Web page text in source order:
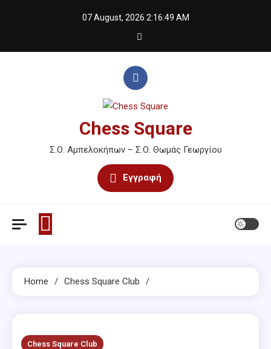
07 August, 2026 2:16:49 AM
Chess Square
Σ.Ο. Αμπελοκήπων – Σ.Ο. Θωμάς Γεωργίου
Εγγραφή
Home Chess Square Club
Chess Square Club